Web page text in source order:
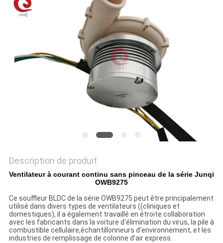
PLAN
SITE
Description de produit
Ventilateur à courant continu sans pinceau de la série Junqi
OWB9275
Ce souffleur BLDC de la série OWB9275 peut être principalement
utilisé dans divers types de ventilateurs ((cliniques et
domestiques), il a également travaillé en étroite collaboration
avec les fabricants dans la voiture d'élimination du virus, la pile à
combustible cellulaire,échantillonneurs d'environnement, et les
industries de remplissage de colonne d'air express.